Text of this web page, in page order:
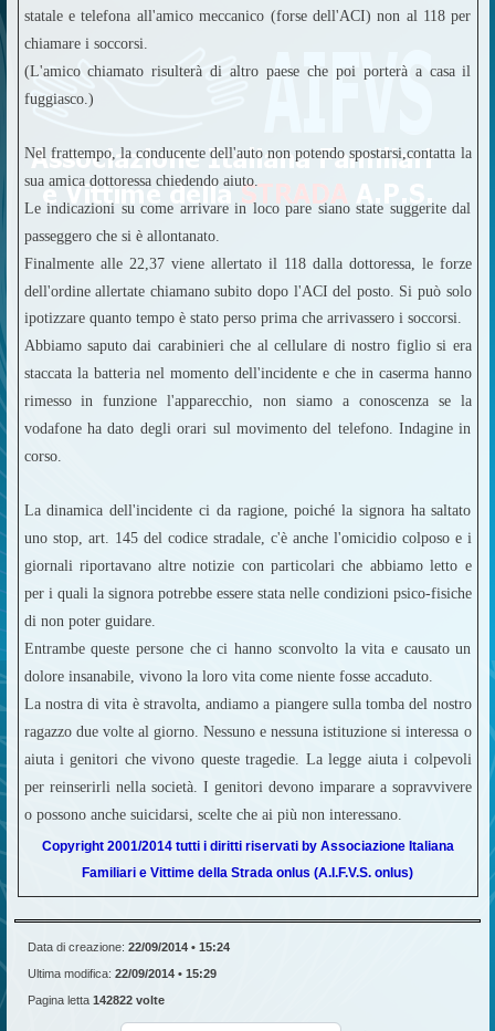
statale e telefona all'amico meccanico (forse dell'ACI) non al 118 per
chiamare i soccorsi.
(L'amico chiamato risulterà di altro paese che poi porterà a casa il
fuggiasco.)
Nel frattempo, la conducente dell'auto non potendo spostarsi,contatta la
sua amica dottoressa chiedendo aiuto.
Le indicazioni su come arrivare in loco pare siano state suggerite dal
passeggero che si è allontanato.
Finalmente alle 22,37 viene allertato il 118 dalla dottoressa, le forze
dell'ordine allertate chiamano subito dopo l'ACI del posto. Si può solo
ipotizzare quanto tempo è stato perso prima che arrivassero i soccorsi.
Abbiamo saputo dai carabinieri che al cellulare di nostro figlio si era
staccata la batteria nel momento dell'incidente e che in caserma hanno
rimesso in funzione l'apparecchio, non siamo a conoscenza se la
vodafone ha dato degli orari sul movimento del telefono. Indagine in
corso.
La dinamica dell'incidente ci da ragione, poiché la signora ha saltato
uno stop, art. 145 del codice stradale, c'è anche l'omicidio colposo e i
giornali riportavano altre notizie con particolari che abbiamo letto e
per i quali la signora potrebbe essere stata nelle condizioni psico-fisiche
di non poter guidare.
Entrambe queste persone che ci hanno sconvolto la vita e causato un
dolore insanabile, vivono la loro vita come niente fosse accaduto.
La nostra di vita è stravolta, andiamo a piangere sulla tomba del nostro
ragazzo due volte al giorno. Nessuno e nessuna istituzione si interessa o
aiuta i genitori che vivono queste tragedie. La legge aiuta i colpevoli
per reinserirli nella società. I genitori devono imparare a sopravvivere
o possono anche suicidarsi, scelte che ai più non interessano.
Copyright 2001/2014 tutti i diritti riservati by Associazione Italiana
Familiari e Vittime della Strada onlus (A.I.F.V.S. onlus)
Data di creazione: 22/09/2014 • 15:24
Ultima modifica: 22/09/2014 • 15:29
Pagina letta 142822 volte